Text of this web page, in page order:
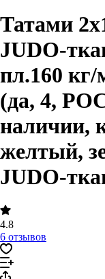
Татами
JUDO-
пл.160
(да, 4,
наличии,
желтый,
JUDO-
4.8
6 отзывов